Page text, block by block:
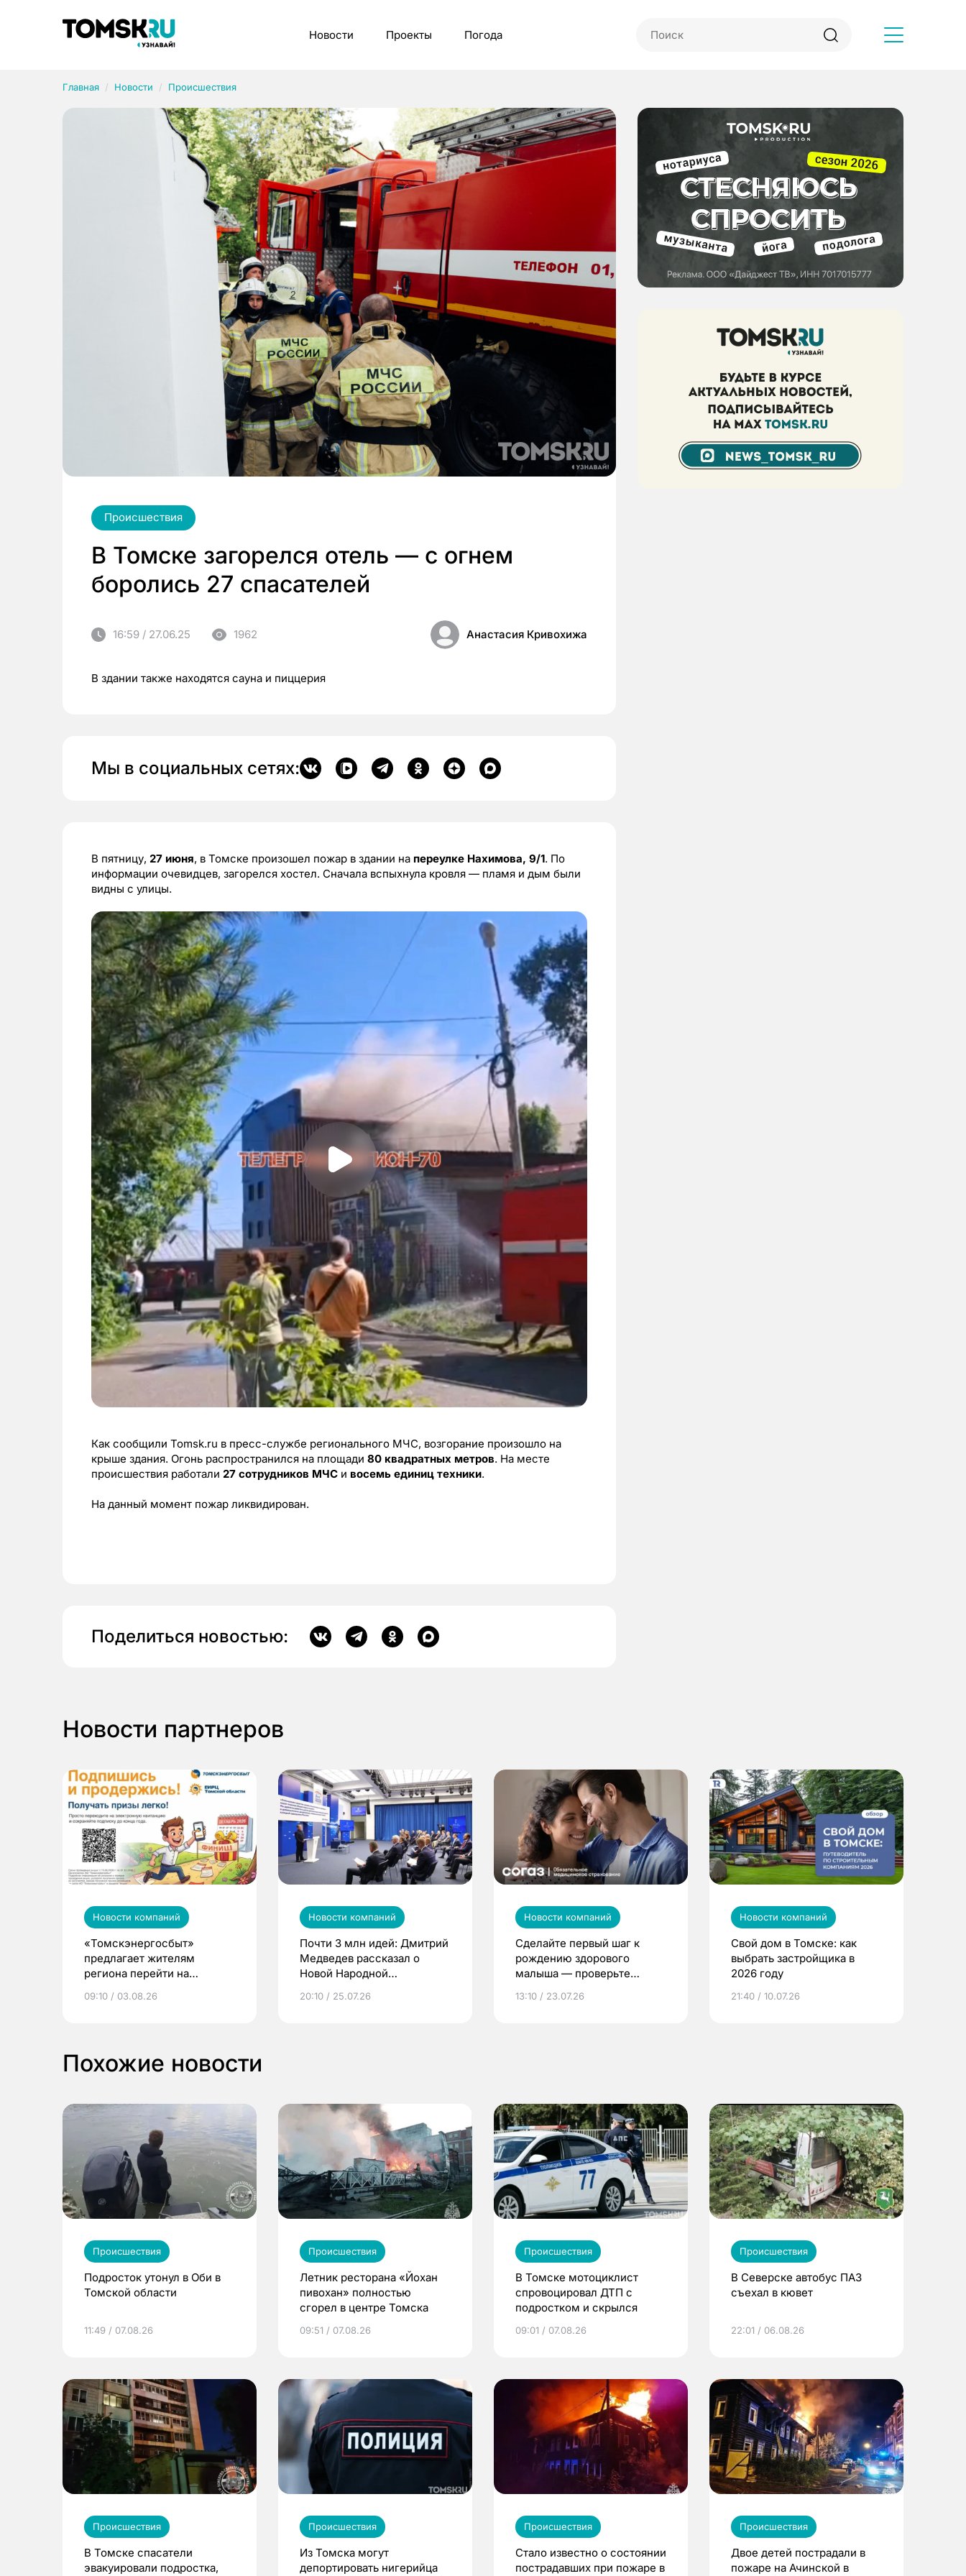
Новости Проекты Погода
Главная Новости Происшествия
Происшествия
В Томске загорелся отель — с огнем
боролись 27 спасателей
16:59 / 27.06.25 1962 Анастасия Кривохижа
В здании также находятся сауна и пиццерия
Мы в социальных сетях:
В пятницу, 27 июня, в Томске произошел пожар в здании на переулке Нахимова, 9/1. По
информации очевидцев, загорелся хостел. Сначала вспыхнула кровля — пламя и дым были
видны с улицы.
Как сообщили Tomsk.ru в пресс-службе регионального МЧС, возгорание произошло на
крыше здания. Огонь распространился на площади 80 квадратных метров. На месте
происшествия работали 27 сотрудников МЧС и восемь единиц техники.
На данный момент пожар ликвидирован.
Поделиться новостью:
Новости партнеров
Новости компаний
«Томскэнергосбыт»
предлагает жителям
региона перейти на
выиграть призы
09:10 / 03.08.26
Новости компаний
Почти 3 млн идей: Дмитрий
Медведев рассказал о
Новой Народной
20:10 / 25.07.26
Новости компаний
Сделайте первый шаг к
рождению здорового
малыша — проверьте
по ОМС!
13:10 / 23.07.26
Новости компаний
Свой дом в Томске: как
выбрать застройщика в
2026 году
21:40 / 10.07.26
Похожие новости
Происшествия
Подросток утонул в Оби в
Томской области
11:49 / 07.08.26
Происшествия
Летник ресторана «Йохан
пивохан» полностью
сгорел в центре Томска
09:51 / 07.08.26
Происшествия
В Томске мотоциклист
спровоцировал ДТП с
подростком и скрылся
09:01 / 07.08.26
Происшествия
В Северске автобус ПАЗ
съехал в кювет
22:01 / 06.08.26
Происшествия
В Томске спасатели
эвакуировали подростка,
Происшествия
Из Томска могут
депортировать нигерийца
Происшествия
Стало известно о состоянии
пострадавших при пожаре в
Происшествия
Двое детей пострадали в
пожаре на Ачинской в
Рубрики